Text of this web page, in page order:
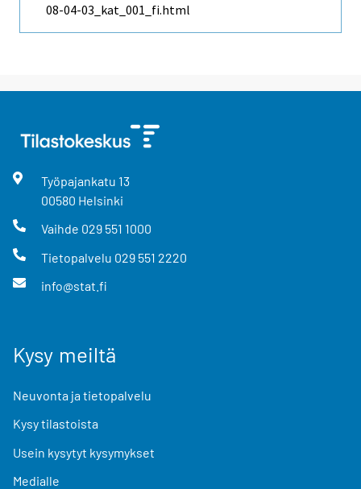
08-04-03_kat_001_fi.html
Työpajankatu 13
00580 Helsinki
Vaihde 029 551 1000
Tietopalvelu 029 551 2220
info@stat.fi
Kysy meiltä
Neuvonta ja tietopalvelu
Kysy tilastoista
Usein kysytyt kysymykset
Medialle